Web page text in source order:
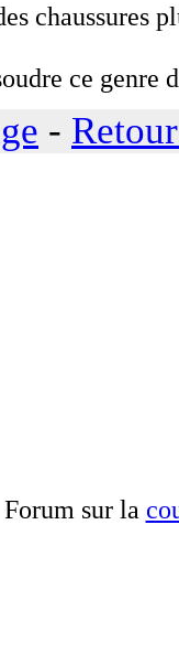
chaussures
ce genre
-
Forum sur la